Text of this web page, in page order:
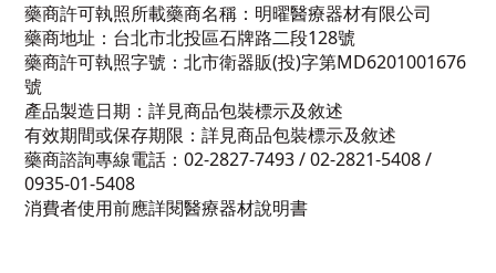
藥商許可執照所載藥商名稱：明曜醫療器材有限公司
藥商地址：台北市北投區石牌路二段128號
藥商許可執照字號：北市衛器販(投)字第MD6201001676
號
產品製造日期：詳見商品包裝標示及敘述
有效期間或保存期限：詳見商品包裝標示及敘述
藥商諮詢專線電話：02-2827-7493 / 02-2821-5408 /
0935-01-5408
消費者使用前應詳閱醫療器材說明書